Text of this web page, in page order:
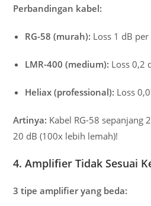
Perbandingan kabel:
RG-58 (murah): Loss 1 dB
LMR-400 (medium): Loss 0,2
Heliax (professional): Loss
Artinya: Kabel RG-58 sepanjang
20 dB (100x lebih lemah)!
4. Amplifier Tidak Sesuai
3 tipe amplifier yang beda: